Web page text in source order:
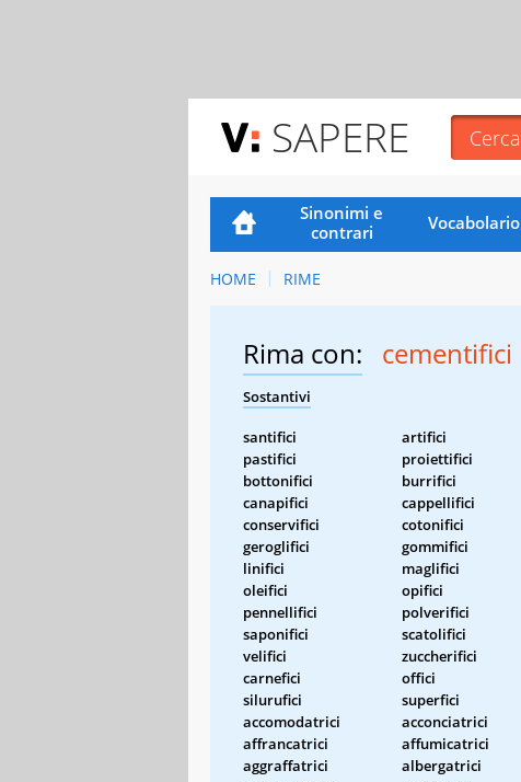
SAPERE
Sinonimi e
contrari
Vocabolario
HOME RIME
Rima con: cementifici
Sostantivi
santifici artifici
pastifici
proiettifici
bottonifici
burrifici
canapifici
cappellifici
conservifici
cotonifici
geroglifici
gommifici
linifici
maglifici
oleifici
opifici
pennellifici
polverifici
saponifici
scatolifici
velifici
zuccherifici
carnefici
offici
silurufici
superfici
accomodatrici
acconciatrici
affrancatrici
affumicatrici
aggraffatrici
albergatrici